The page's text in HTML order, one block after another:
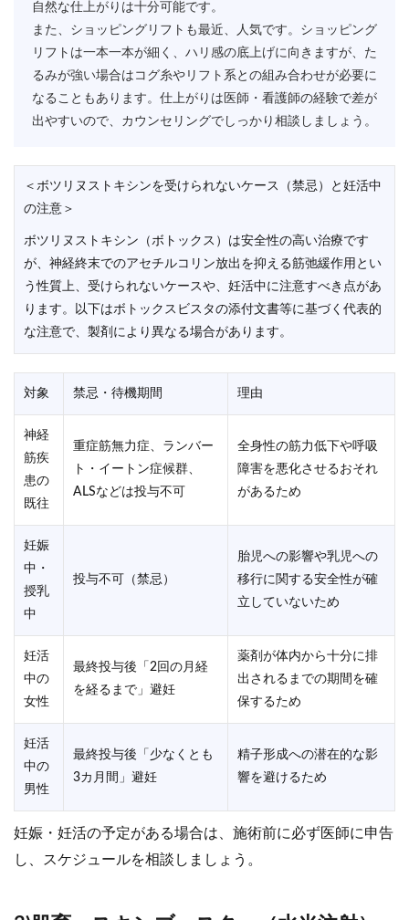
自然な仕上がりは十分可能です。
また、ショッピングリフトも最近、人気です。ショッピング
リフトは一本一本が細く、ハリ感の底上げに向きますが、た
るみが強い場合はコグ糸やリフト系との組み合わせが必要に
なることもあります。仕上がりは医師・看護師の経験で差が
出やすいので、カウンセリングでしっかり相談しましょう。
＜ボツリヌストキシンを受けられないケース（禁忌）と妊活中
の注意＞
ボツリヌストキシン（ボトックス）は安全性の高い治療です
が、神経終末でのアセチルコリン放出を抑える筋弛緩作用とい
う性質上、受けられないケースや、妊活中に注意すべき点があ
ります。以下はボトックスビスタの添付文書等に基づく代表的
な注意で、製剤により異なる場合があります。
対象 禁忌・待機期間 理由
神経
筋疾
患の
既往
重症筋無力症、ランバー
ト・イートン症候群、
ALSなどは投与不可
全身性の筋力低下や呼吸
障害を悪化させるおそれ
があるため
妊娠
中・
授乳
中
投与不可（禁忌）
胎児への影響や乳児への
移行に関する安全性が確
立していないため
妊活
中の
女性
最終投与後「2回の月経
を経るまで」避妊
薬剤が体内から十分に排
出されるまでの期間を確
保するため
妊活
中の
男性
最終投与後「少なくとも
3カ月間」避妊
精子形成への潜在的な影
響を避けるため
妊娠・妊活の予定がある場合は、施術前に必ず医師に申告
し、スケジュールを相談しましょう。